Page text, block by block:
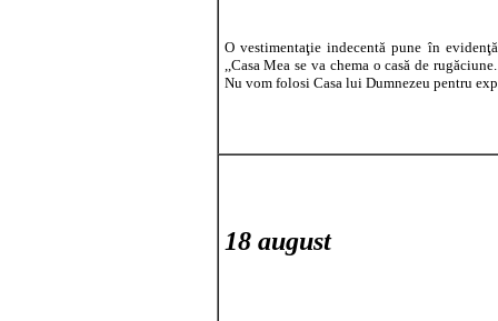
O vestimentaţie indecentă pune în
,,Casa Mea se va chema o casă de
Nu vom folosi Casa lui Dumnezeu pentru
18 august